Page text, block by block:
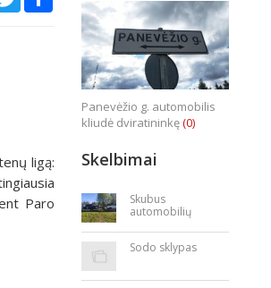
ligą:
Paro
Panevėžio g. automobilis
kliudė dviratininkę(0)
Skelbimai
Skubus
automobilių
Sodo sklypas